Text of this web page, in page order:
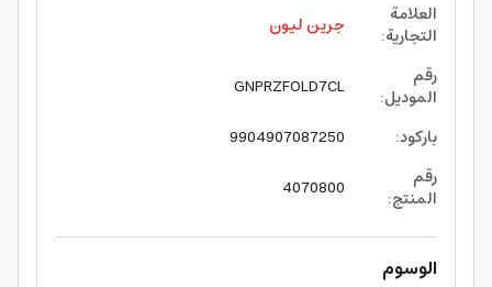
العلامة
التجارية:
جرين ليون
رقم
الموديل:
GNPRZFOLD7CL
باركود:
9904907087250
رقم
المنتج:
4070800
الوسوم